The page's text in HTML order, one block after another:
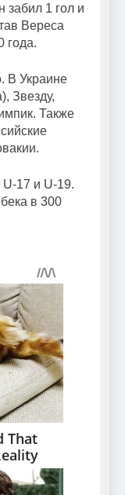
забил 1 гол и
Вереса
года.
В Украине
Звезду,
Также
17 и U-19.
в 300